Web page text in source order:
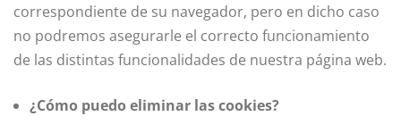
correspondiente de su navegador, pero en dicho caso
no podremos asegurarle el correcto funcionamiento
de las distintas funcionalidades de nuestra página web.
¿Cómo puedo eliminar las cookies?